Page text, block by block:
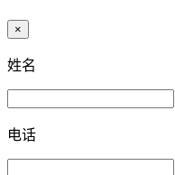
×
姓名
电话